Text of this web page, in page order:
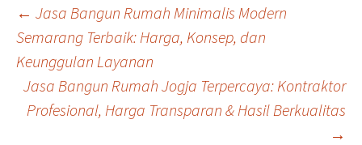
Navigasi
Tulisan
← Jasa Bangun Rumah Minimalis Modern
Semarang Terbaik: Harga, Konsep, dan
Keunggulan Layanan
Jasa Bangun Rumah Jogja Terpercaya: Kontraktor
Profesional, Harga Transparan & Hasil Berkualitas
→